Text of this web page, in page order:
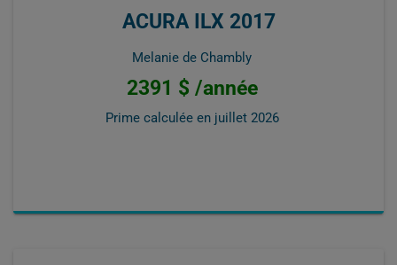
ACURA ILX 2017
Melanie de Chambly
2391 $ /année
Prime calculée en juillet 2026